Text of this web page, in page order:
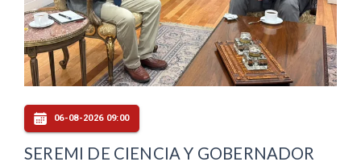
06-08-2026 09:00
SEREMI DE CIENCIA Y GOBERNADOR